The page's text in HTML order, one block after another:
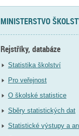
MINISTERSTVO
Rejstříky, databáze
Statistika školství
Pro veřejnost
O školské statistice
Sběry statistických dat
Statistické výstupy a